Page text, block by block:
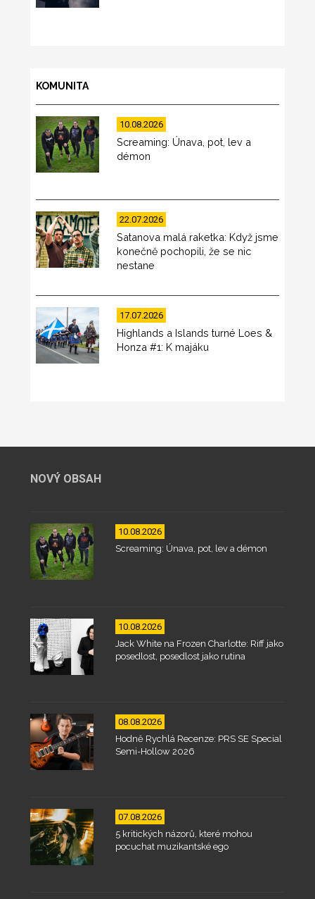
KOMUNITA
10.08.2026
Screaming: Únava, pot, lev a
démon
22.07.2026
Satanova malá raketka: Když jsme
konečně pochopili, že se nic
nestane
17.07.2026
Highlands a Islands turné Loes &
Honza #1: K majáku
NOVÝ OBSAH
10.08.2026
Screaming: Únava, pot, lev a démon
10.08.2026
Jack White na Frozen Charlotte: Riff jako
posedlost, posedlost jako rutina
08.08.2026
Hodně Rychlá Recenze: PRS SE Special
Semi-Hollow 2026
07.08.2026
5 kritických názorů, které mohou
pocuchat muzikantské ego